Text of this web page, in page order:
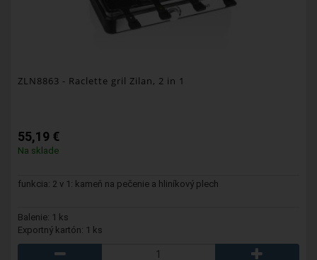
ZLN8863 - Raclette gril Zilan, 2 in 1
55,19 €
Na sklade
funkcia: 2 v 1: kameň na pečenie a hliníkový plech
Balenie: 1 ks
Exportný kartón: 1 ks